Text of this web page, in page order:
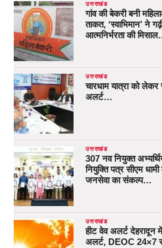
उत्तराखंड
गांव की बेकरी बनी
ताकत, ‘स्वाभिमान’ ने
आत्मनिर्भरता की
उत्तराखंड
चारधाम यात्रा को
अलर्ट…
उत्तराखंड
307 नव नियुक्त
नियुक्ति पत्र सीएम
जनसेवा का संकल्प…
उत्तराखंड
हीट वेव अलर्ट देहरादून
अलर्ट, DEOC 24×7